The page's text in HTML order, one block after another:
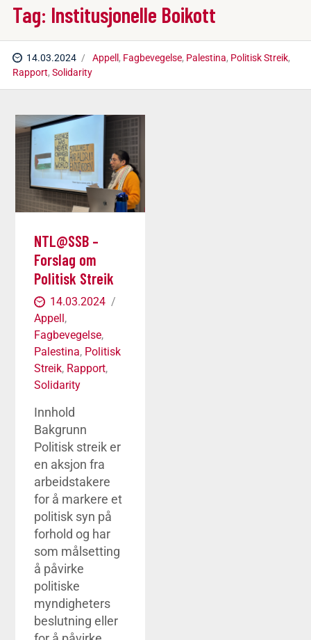
Tag: Institusjonelle Boikott
14.03.2024 Appell, Fagbevegelse, Palestina, Politisk Streik,
Rapport, Solidarity
NTL@SSB –
Forslag om
Politisk Streik
14.03.2024
Appell,
Fagbevegelse,
Palestina, Politisk
Streik, Rapport,
Solidarity
Innhold
Bakgrunn
Politisk streik er
en aksjon fra
arbeidstakere
for å markere et
politisk syn på
forhold og har
som målsetting
å påvirke
politiske
myndigheters
beslutning eller